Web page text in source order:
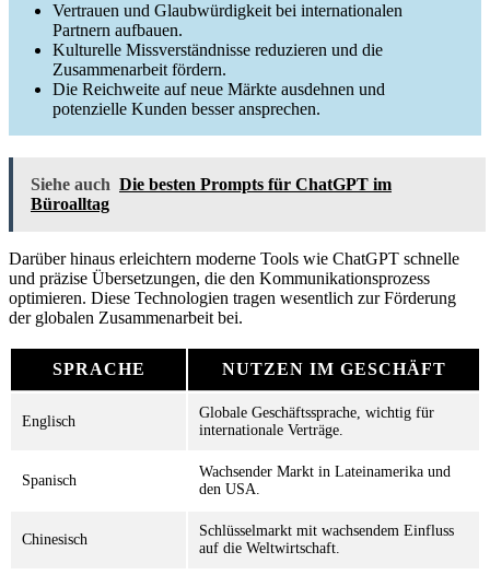
Vertrauen und Glaubwürdigkeit bei internationalen
Partnern aufbauen.
Kulturelle Missverständnisse reduzieren und die
Zusammenarbeit fördern.
Die Reichweite auf neue Märkte ausdehnen und
potenzielle Kunden besser ansprechen.
Siehe auch Die besten Prompts für ChatGPT im
Büroalltag
Darüber hinaus erleichtern moderne Tools wie ChatGPT schnelle
und präzise Übersetzungen, die den Kommunikationsprozess
optimieren. Diese Technologien tragen wesentlich zur Förderung
der globalen Zusammenarbeit bei.
SPRACHE NUTZEN IM GESCHÄFT
Englisch
Globale Geschäftssprache, wichtig für
internationale Verträge.
Spanisch
Wachsender Markt in Lateinamerika und
den USA.
Chinesisch
Schlüsselmarkt mit wachsendem Einfluss
auf die Weltwirtschaft.